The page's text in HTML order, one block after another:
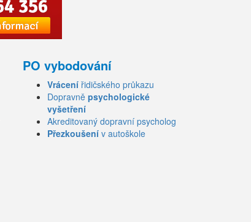
PO vybodování
Vrácení řidičského průkazu
Dopravně psychologické
vyšetření
Akreditovaný dopravní psycholog
Přezkoušení v autoškole